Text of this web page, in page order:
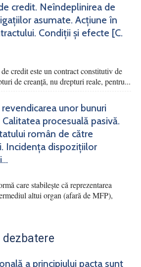
credit. Neîndeplinirea de
asumate. Acțiune în
Condiții și efecte [C.
credit este un contract constitutiv de
de creanță, nu drepturi reale, pentru...
revendicarea unor bunuri
procesuală pasivă.
român de către
Incidența dispozițiilor
care stabilește că reprezentarea
altui organ (afară de MFP),
a principiului pacta sunt